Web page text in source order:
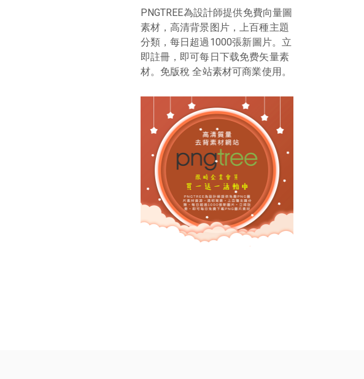
PNGTREE為設計師提供免費向量圖
素材，高清背景图片，上百種主題
分類，每日超過1000張新圖片。立
即註冊，即可每日下载免费矢量素
材。免版稅 全站素材可商業使用。